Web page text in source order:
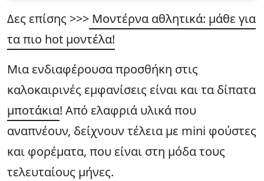
Δες επίσης >>> Μοντέρνα αθλητικά: μάθε για
τα πιο hot μοντέλα!
Μια ενδιαφέρουσα προσθήκη στις
καλοκαιρινές εμφανίσεις είναι και τα δίπατα
μποτάκια! Από ελαφριά υλικά που
αναπνέουν, δείχνουν τέλεια με mini φούστες
και φορέματα, που είναι στη μόδα τους
τελευταίους μήνες.